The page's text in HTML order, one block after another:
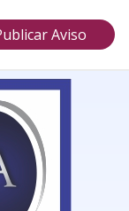
Aviso